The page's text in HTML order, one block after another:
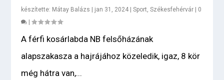
készítette: Mátay Balázs jan 31, 2024 |Sport,Székesfehérvár
0
|
A férfi kosárlabda NB felsőházának
alapszakasza a hajrájához közeledik, igaz, 8 kör
még hátra van,...